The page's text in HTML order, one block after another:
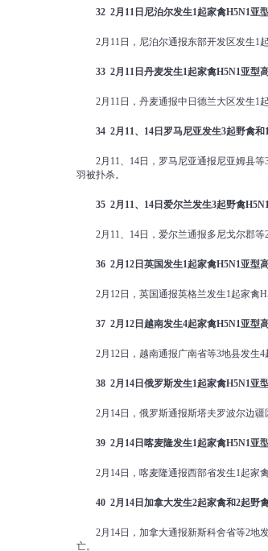
32 2月 11日尼泊尔发生1起家禽H5N1亚
2月11日，尼泊尔通报东部开发区发生1
33 2月 11日丹麦发生1起家禽H5N1亚型
2月11日，丹麦通报中日德兰大区发生1
34 2月 11、 14日罗马尼亚发生3起野禽和
2月11、14日，罗马尼亚通报尼亚姆县
羽被扑杀。
35 2月 11、 14日爱尔兰发生3起野禽
2月11、14日，爱尔兰通报多尼戈尔郡
36 2月 12日英国发生1起家禽H5N1亚型
2月12日，英国通报英格兰发生1起家禽
37 2月 12日越南发生4起家禽H5N1亚型
2月12日，越南通报广南省等3地县发生
38 2月 14日俄罗斯发生1起家禽H5N1亚
2月14日，俄罗斯通报斯塔夫罗波尔边
39 2月 14日喀麦隆发生1起家禽H5N1亚
2月14日，喀麦隆通报西部省发生1起家
40 2月 14日加拿大发生2起家禽和2起野
2月14日，加拿大通报新斯科舍省等2地
亡。